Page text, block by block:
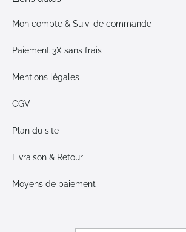
Mon compte & Suivi de commande
Paiement 3X sans frais
Mentions légales
CGV
Plan du site
Livraison & Retour
Moyens de paiement